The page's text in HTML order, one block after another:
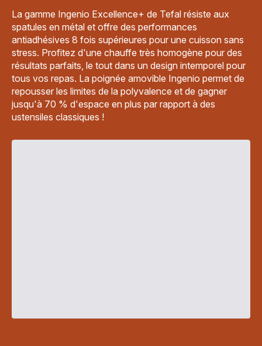
La gamme Ingenio Excellence+ de Tefal résiste aux
spatules en métal et offre des performances
antiadhésives 8 fois supérieures pour une cuisson sans
stress. Profitez d'une chauffe très homogène pour des
résultats parfaits, le tout dans un design intemporel pour
tous vos repas. La poignée amovible Ingenio permet de
repousser les limites de la polyvalence et de gagner
jusqu'à 70 % d'espace en plus par rapport à des
ustensiles classiques !